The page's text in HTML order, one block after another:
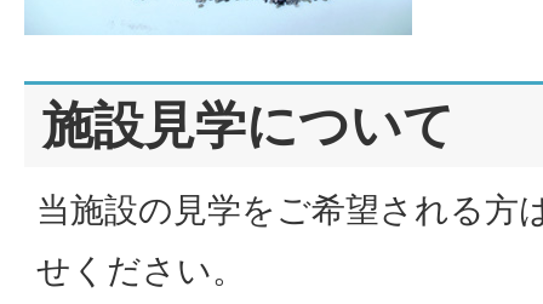
施設見学について
当施設の見学をご希望される方
せください。